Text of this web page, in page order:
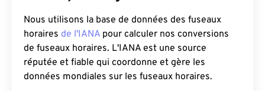
Nous utilisons la base de données des fuseaux
horaires de l'IANA pour calculer nos conversions
de fuseaux horaires. L'IANA est une source
réputée et fiable qui coordonne et gère les
données mondiales sur les fuseaux horaires.